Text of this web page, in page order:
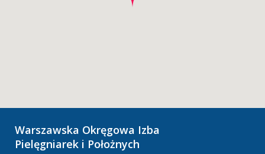
Warszawska Okręgowa Izba
Pielęgniarek i Położnych